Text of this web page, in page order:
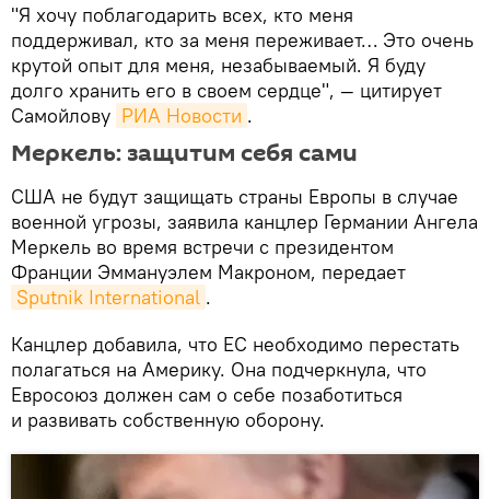
"Я хочу поблагодарить всех, кто меня
поддерживал, кто за меня переживает… Это очень
крутой опыт для меня, незабываемый. Я буду
долго хранить его в своем сердце", — цитирует
Самойлову РИА Новости .
Меркель: защитим себя сами
США не будут защищать страны Европы в случае
военной угрозы, заявила канцлер Германии Ангела
Меркель во время встречи с президентом
Франции Эммануэлем Макроном, передает
Sputnik International .
Канцлер добавила, что ЕС необходимо перестать
полагаться на Америку. Она подчеркнула, что
Евросоюз должен сам о себе позаботиться
и развивать собственную оборону.